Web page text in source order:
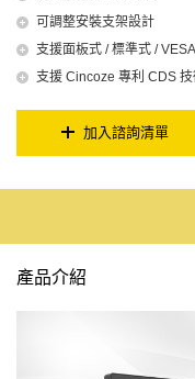
可調整安裝支架設計
支援面板式 / 標準式 /
支援 Cincoze 專利 CDS
加入諮詢清單
產品介紹